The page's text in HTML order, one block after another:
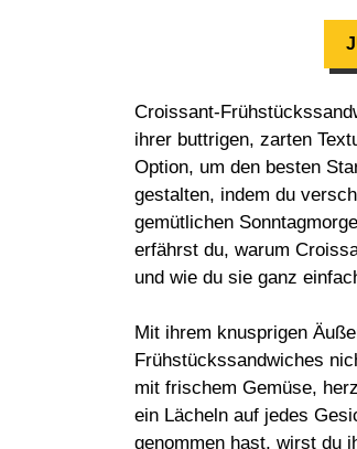
Croissant-
ihrer buttrigen, zarten
Option, um den besten
gestalten, indem du
gemütlichen
erfährst du, warum
und wie du sie ganz
Mit ihrem knusprigen
Frühstückssandwiches
mit frischem Gemüse,
ein Lächeln auf jedes
genommen hast, wirst du